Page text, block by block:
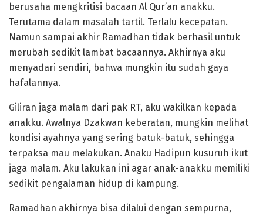
berusaha mengkritisi bacaan Al Qur’an anakku.
Terutama dalam masalah tartil. Terlalu kecepatan.
Namun sampai akhir Ramadhan tidak berhasil untuk
merubah sedikit lambat bacaannya. Akhirnya aku
menyadari sendiri, bahwa mungkin itu sudah gaya
hafalannya.
Giliran jaga malam dari pak RT, aku wakilkan kepada
anakku. Awalnya Dzakwan keberatan, mungkin melihat
kondisi ayahnya yang sering batuk-batuk, sehingga
terpaksa mau melakukan. Anaku Hadipun kusuruh ikut
jaga malam. Aku lakukan ini agar anak-anakku memiliki
sedikit pengalaman hidup di kampung.
Ramadhan akhirnya bisa dilalui dengan sempurna,